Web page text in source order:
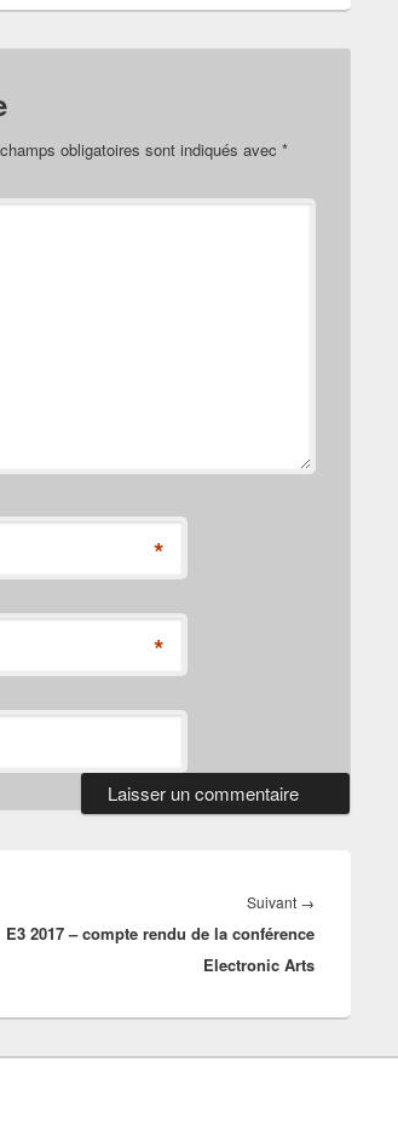
obligatoires sont indiqués avec *
*
*
Suivant →
suivant :
E3 2017 – compte rendu de la conférence
Electronic Arts